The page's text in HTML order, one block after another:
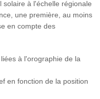
solaire à l'échelle régionale
une première, au moins
en compte des
à l'orographie de la
en fonction de la position